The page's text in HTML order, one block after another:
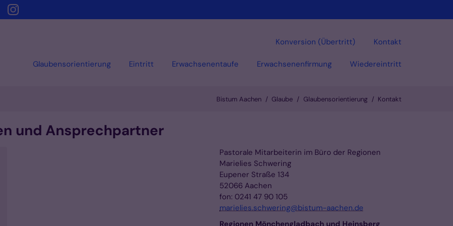
Glaubensorientierung Eintritt Erwachsenentaufe Erwachsenenfirmung Wiedereintritt
Konversion (Übertritt) Kontakt
Bistum Aachen Glaube Glaubensorientierung Kontakt
und Ansprechpartner
Pastorale Mitarbeiterin im Büro der Regionen
Marielies Schwering
Eupener Straße 134
52066 Aachen
fon: 0241 47 90 105
marielies.schwering@bistum-aachen.de